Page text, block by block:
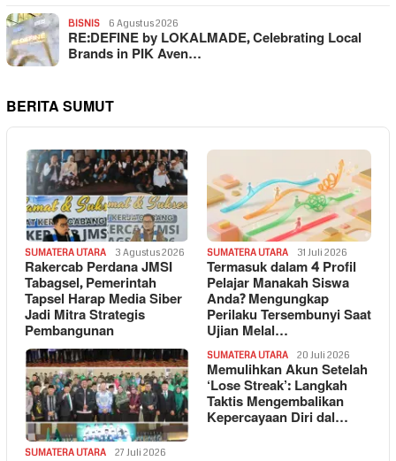
BISNIS 6 Agustus 2026
RE:DEFINE by LOKALMADE, Celebrating Local
Brands in PIK Aven…
BERITA SUMUT
SUMATERA UTARA 3 Agustus 2026
Rakercab Perdana JMSI
Tabagsel, Pemerintah
Tapsel Harap Media Siber
Jadi Mitra Strategis
Pembangunan
SUMATERA UTARA 31 Juli 2026
Termasuk dalam 4 Profil
Pelajar Manakah Siswa
Anda? Mengungkap
Perilaku Tersembunyi Saat
Ujian Melal…
SUMATERA UTARA 27 Juli 2026
SUMATERA UTARA 20 Juli 2026
Memulihkan Akun Setelah
‘Lose Streak’: Langkah
Taktis Mengembalikan
Kepercayaan Diri dal…